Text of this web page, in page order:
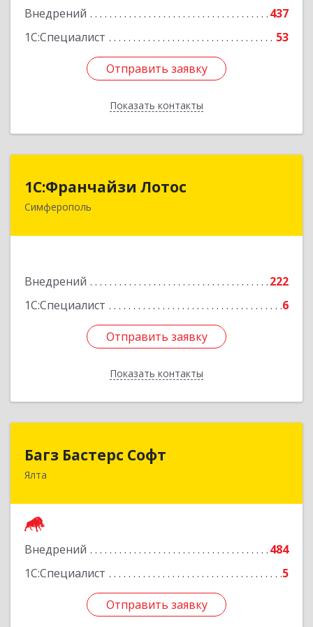
Внедрений
437
1С:Специалист
53
Отправить заявку
Показать контакты
Отправить заявку
Назад
1С:Франчайзи Лотос
Симферополь
Внедрений
222
1С:Специалист
6
Отправить заявку
Показать контакты
295029, Крым Респ, Симферополь г, им
Отправить заявку
Назад
Багз Бастерс Софт
Ялта
Внедрений
484
1С:Специалист
5
Отправить заявку
Багз Бастерс Софт
298603, Крым Респ, Ялта г, Свердлова ул, дом №
Отправить заявку